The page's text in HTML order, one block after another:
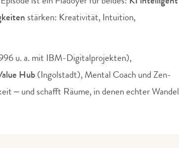
stärken: Kreativität, Intuition,
u. a. mit IBM-Digitalprojekten),
Hub(Ingolstadt), Mental Coach und Zen-
– und schafft Räume, in denen echter Wandel